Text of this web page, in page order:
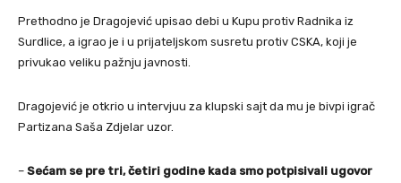
Prethodno je Dragojević upisao debi u Kupu protiv Radnika iz
Surdlice, a igrao je i u prijateljskom susretu protiv CSKA, koji je
privukao veliku pažnju javnosti.
Dragojević je otkrio u intervjuu za klupski sajt da mu je bivpi igrač
Partizana Saša Zdjelar uzor.
– Sećam se pre tri, četiri godine kada smo potpisivali ugovor